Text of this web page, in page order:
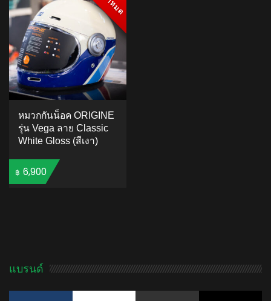
หมวกกันน็อค ORIGINE
รุ่น Vega ลาย Classic
White Gloss (สีเงา)
฿ 6,900
แบรนด์